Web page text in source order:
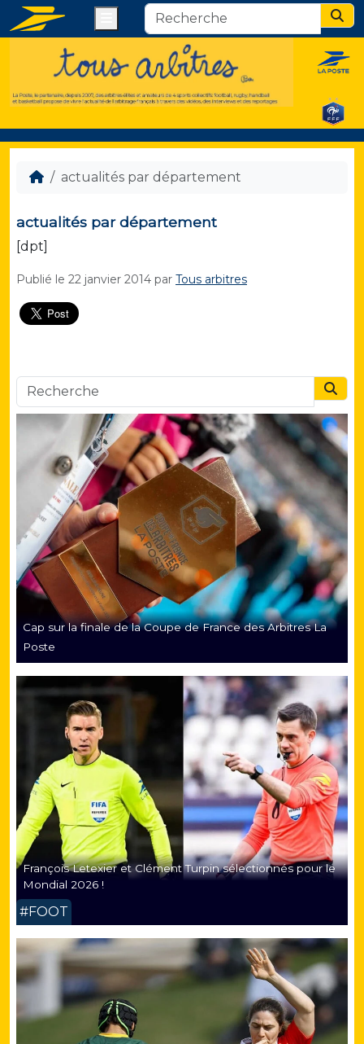
actualités par département
actualités par département
[dpt]
Publié le 22 janvier 2014 par Tous arbitres
Cap sur la finale de la Coupe de France des Arbitres La
Poste
François Letexier et Clément Turpin sélectionnés pour le
Mondial 2026 !
#FOOT